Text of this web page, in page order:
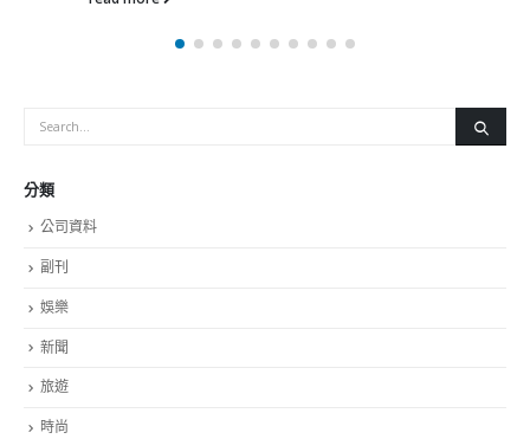
分類
公司資料
副刊
娛樂
新聞
旅遊
時尚